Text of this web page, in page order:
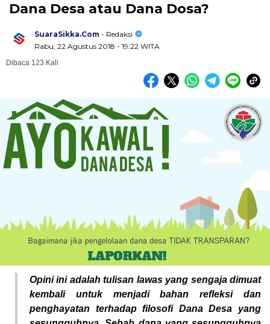
Dana Desa atau Dana Dosa?
SuaraSikka.Com - Redaksi
Rabu, 22 Agustus 2018 - 19:22 WITA
Dibaca 123 Kali
Opini ini adalah tulisan lawas yang sengaja dimuat
kembali untuk menjadi bahan refleksi dan
penghayatan terhadap filosofi Dana Desa yang